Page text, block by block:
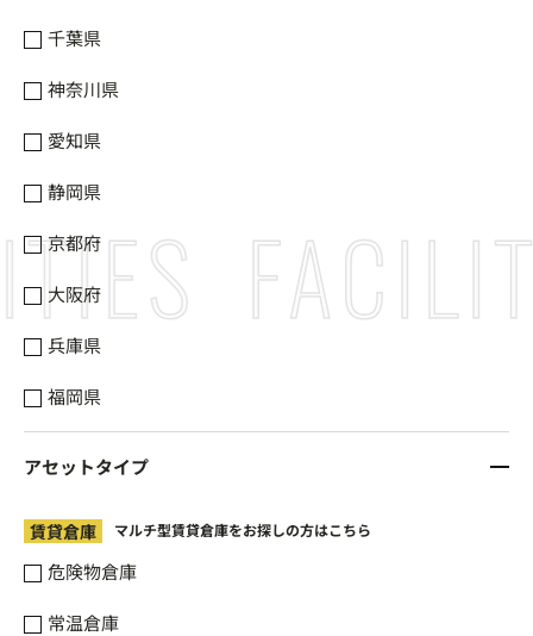
千葉県
神奈川県
愛知県
静岡県
京都府
大阪府
兵庫県
福岡県
アセットタイプ
賃貸倉庫 マルチ型賃貸倉庫をお探しの方はこちら
危険物倉庫
常温倉庫